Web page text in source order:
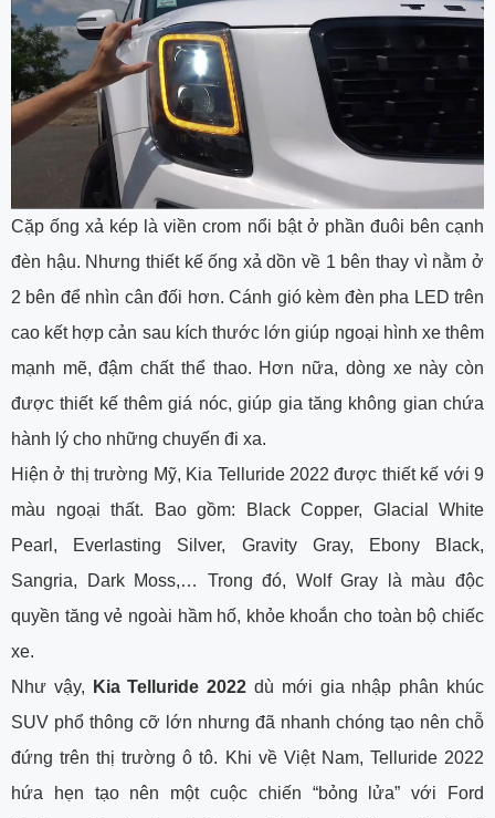
Cặp ống xả kép là viền crom nổi bật ở phần đuôi bên cạnh
đèn hậu. Nhưng thiết kế ống xả dồn về 1 bên thay vì nằm ở
2 bên để nhìn cân đối hơn. Cánh gió kèm đèn pha LED trên
cao kết hợp cản sau kích thước lớn giúp ngoại hình xe thêm
mạnh mẽ, đậm chất thể thao. Hơn nữa, dòng xe này còn
được thiết kế thêm giá nóc, giúp gia tăng không gian chứa
hành lý cho những chuyến đi xa.
Hiện ở thị trường Mỹ, Kia Telluride 2022 được thiết kế với 9
màu ngoại thất. Bao gồm: Black Copper, Glacial White
Pearl, Everlasting Silver, Gravity Gray, Ebony Black,
Sangria, Dark Moss,… Trong đó, Wolf Gray là màu độc
quyền tăng vẻ ngoài hầm hố, khỏe khoắn cho toàn bộ chiếc
xe.
Như vậy,
Kia Telluride 2022 dù mới gia nhập phân khúc
SUV phổ thông cỡ lớn nhưng đã nhanh chóng tạo nên chỗ
đứng trên thị trường ô tô. Khi về Việt Nam, Telluride 2022
hứa hẹn tạo nên một cuộc chiến “bỏng lửa” với Ford